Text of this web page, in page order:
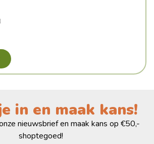
in en maak kans!
nieuwsbrief en maak kans op €50,-
shoptegoed!